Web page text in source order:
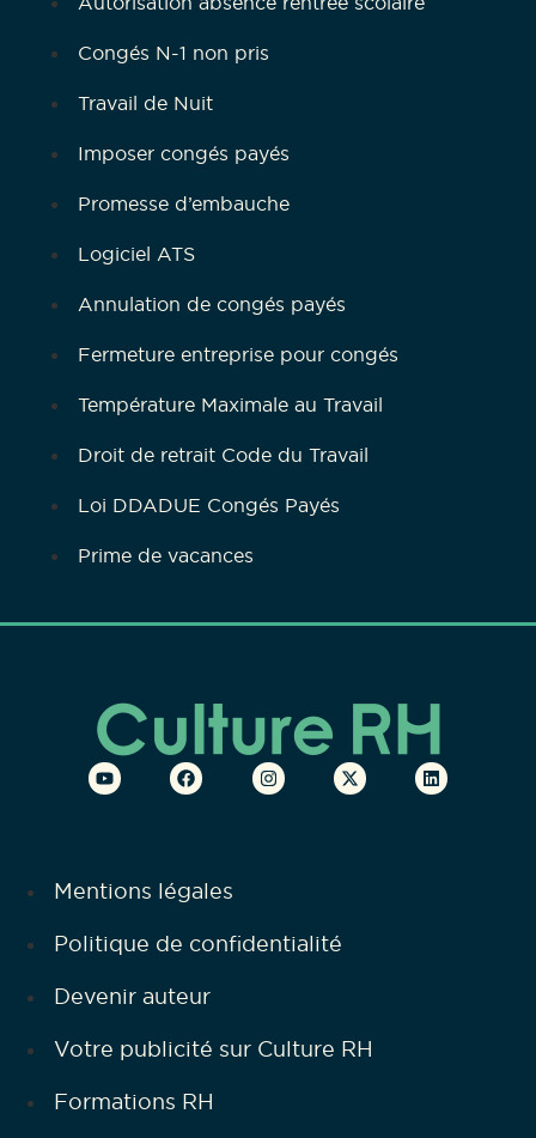
Congés N-1 non pris
Travail de Nuit
Imposer congés payés
Promesse d’embauche
Logiciel ATS
Annulation de congés payés
Fermeture entreprise pour congés
Température Maximale au Travail
Droit de retrait Code du Travail
Loi DDADUE Congés Payés
Prime de vacances
Mentions légales
Politique de confidentialité
Devenir auteur
Votre publicité sur Culture RH
Formations RH